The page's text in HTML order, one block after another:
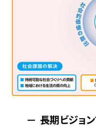
長期ビジョ